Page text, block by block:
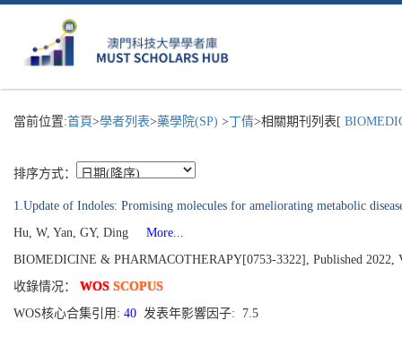
當前位置:首頁>學者列表>藥學院(SP) >丁倩>相關期刊列表[
排序方式：
1.Update of Indoles: Promising molecules for ameliorating metabolic
Hu, W, Yan, GY, Ding
More...
BIOMEDICINE & PHARMACOTHERAPY[0753-3322], Published 2022,
收錄情况： WOS SCOPUS
WOS核心合集引用: 40 发表年影響因子: 7.5